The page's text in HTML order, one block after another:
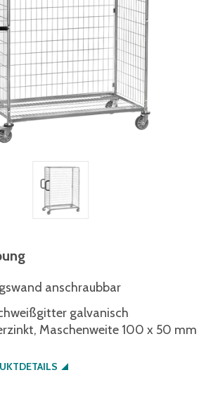
anschraubbar
galvanisch
Maschenweite 100 x 50 mm